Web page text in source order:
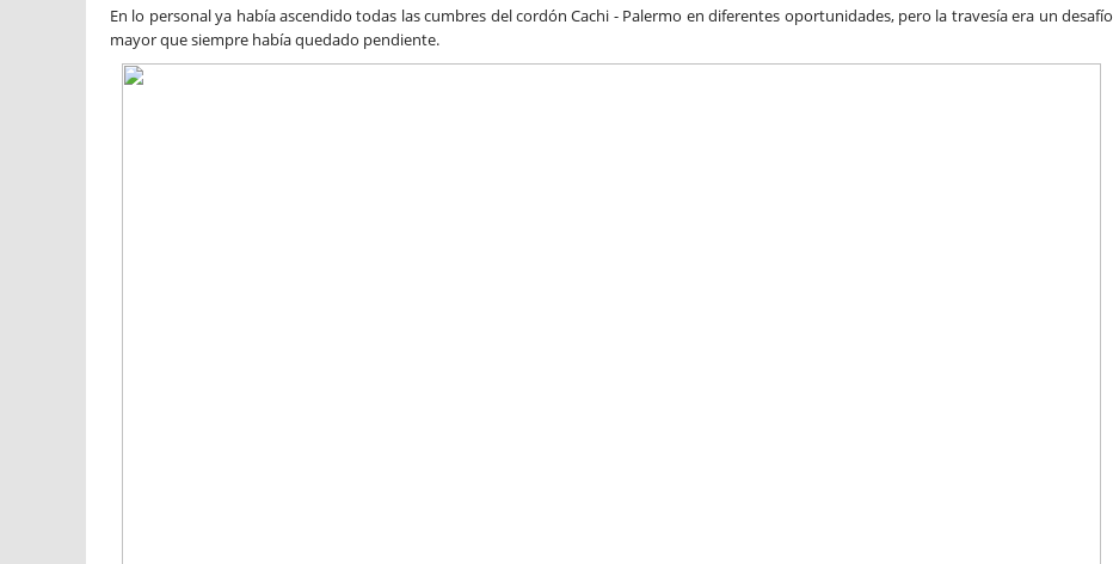
En lo personal ya había ascendido todas las cumbres del cordón Cachi - Palermo en diferentes oportunidades, pero la travesía era un desafío
mayor que siempre había quedado pendiente.